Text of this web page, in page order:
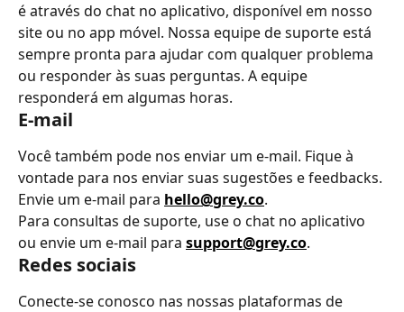
é através do chat no aplicativo, disponível em nosso
site ou no app móvel. Nossa equipe de suporte está
sempre pronta para ajudar com qualquer problema
ou responder às suas perguntas. A equipe
responderá em algumas horas.
E-mail
Você também pode nos enviar um e-mail. Fique à
vontade para nos enviar suas sugestões e feedbacks.
Envie um e-mail para hello@grey.co.
Para consultas de suporte, use o chat no aplicativo
ou envie um e-mail para support@grey.co.
Redes sociais
Conecte-se conosco nas nossas plataformas de